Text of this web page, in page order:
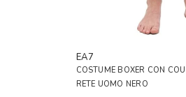
EA7
COSTUME BOXER CON
RETE UOMO NERO